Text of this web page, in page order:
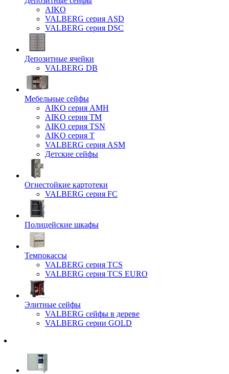
AIKO
VALBERG серия ASD
VALBERG серия DSC
Депозитные ячейки
VALBERG DB
Мебельные сейфы
AIKO серия AMH
AIKO серия TM
AIKO серия TSN
AIKO серия Т
VALBERG серия ASM
Детские сейфы
Огнестойкие картотеки
VALBERG серия FC
Полицейские шкафы
Темпокассы
VALBERG серия TCS
VALBERG серия TCS EURO
Элитные сейфы
VALBERG сейфы в дереве
VALBERG серии GOLD